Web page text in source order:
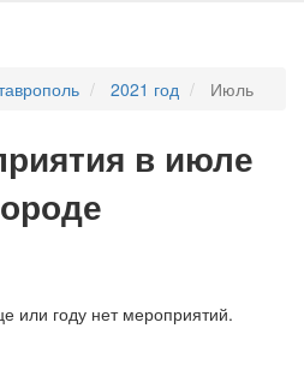
2021 год Июль
в июле
или году нет мероприятий.